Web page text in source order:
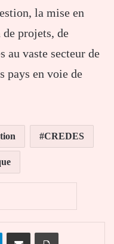
la mise en
projets, de
au vaste secteur de
pays en voie de
CREDES
TelegramPartager par email Imprimer